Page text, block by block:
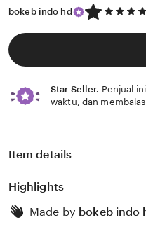
bokeb indo hd
5
out
of
Star Seller. Penjual
waktu, dan
Item details
Highlights
Made by bokeb indo